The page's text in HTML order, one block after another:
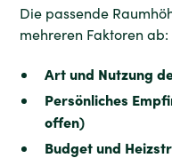
Die passende
mehreren Faktoren ab:
Art und Nutzung
Persönliches
offen)
Budget und